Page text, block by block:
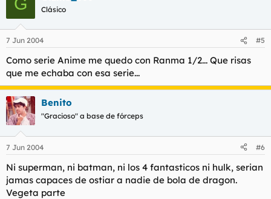
Clásico
7 Jun 2004 #5
Como serie Anime me quedo con Ranma 1/2... Que risas
que me echaba con esa serie...
Benito
"Gracioso" a base de fórceps
7 Jun 2004 #6
Ni superman, ni batman, ni los 4 fantasticos ni hulk, serian
jamas capaces de ostiar a nadie de bola de dragon.
Vegeta parte